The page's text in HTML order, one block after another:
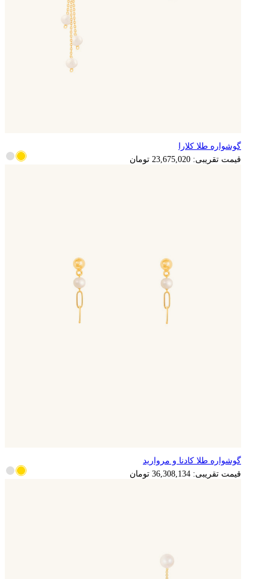
گوشواره طلا کلارا
قیمت تقریبی:23,675,020 تومان
7,261,627 تومان
گوشواره طلا کادنا و مروارید
قیمت تقریبی:36,308,134 تومان